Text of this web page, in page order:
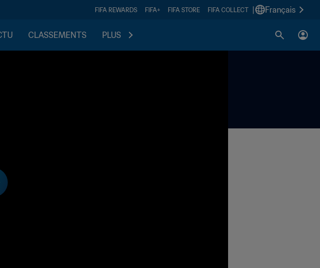
FIFA REWARDS FIFA+ FIFA STORE FIFA COLLECT Français
CLASSEMENTS PLUS